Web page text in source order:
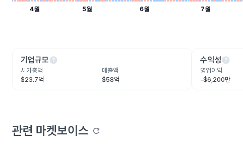
기업규모help
시가총액
$23.7억
매출액
$58억
수익성help
영업이익
-$6,200만
관련 마켓보이스 refresh